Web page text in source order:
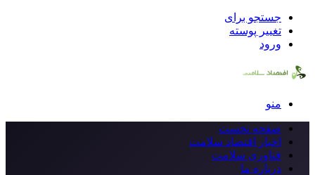
جستجو برای
تغییر پوسته
ورود
منو
صفحه نخست
اخبار اقتصاد سلامت
فناوری سلامت
درباره ما